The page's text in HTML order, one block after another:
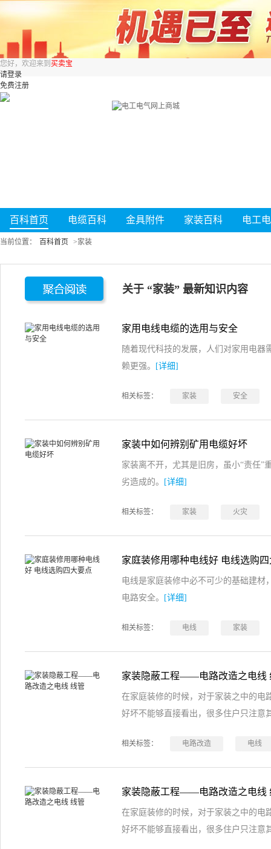
您好，欢迎来到 买卖宝
请登录
免费注册
百科首页 电缆百科 金具附件 家装百科 电工
当前位置： 百科首页 >家装
关于 “家装” 最新知识内容
家用电线电缆的选用与安全
随着现代科技的发展，人们对家用电
赖更强。
[详细]
相关标签： 家装 安全
家装中如何辨别矿用电缆好坏
家装离不开，尤其是旧房，虽小“责任”
劣造成的。
[详细]
相关标签： 家装 火灾
家庭装修用哪种电线好 电线选购
电线是家庭装修中必不可少的基础建材
电路安全。
[详细]
相关标签： 电线 家装
家装隐蔽工程——电路改造之电线
在家庭装修的时候，对于家装之中的电
好坏不能够直接看出，很多住户只注意
相关标签： 电路改造 电线
家装隐蔽工程——电路改造之电线
在家庭装修的时候，对于家装之中的电
好坏不能够直接看出，很多住户只注意